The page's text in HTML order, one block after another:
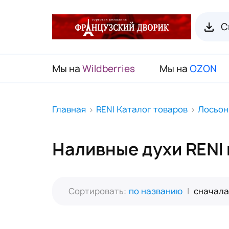
Мы на Wildberries Мы на OZON
RENI Каталог товаров
Органайзеры для пробников
(Подарочный чемодан)
Главная RENI Каталог товаров
Наливные духи
Сортировать: по названию |